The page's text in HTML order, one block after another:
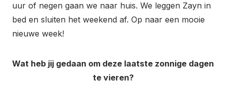
uur of negen gaan we naar huis. We leggen Zayn in
bed en sluiten het weekend af. Op naar een mooie
nieuwe week!
Wat heb jij gedaan om deze laatste zonnige dagen
te vieren?